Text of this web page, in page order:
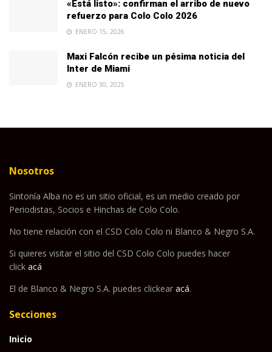
«Está listo»: confirman el arribo de nuevo
refuerzo para Colo Colo 2026
ENERO 15, 2026
Maxi Falcón recibe un pésima noticia del
Inter de Miami
ENERO 30, 2025
Nosotros
Sintonía Alba no es un sitio oficial, es un medio creado por
Periodistas, Socios e Hinchas de Colo Colo.
No tiene relación con el CSD Colo Colo ni Blanco & Negro S.A.
Si quieres visitar el sitio del CSD Colo Colo puedes hacer
click acá
El de Blanco & Negro S.A. puedes clickear acá.
Secciones
Inicio